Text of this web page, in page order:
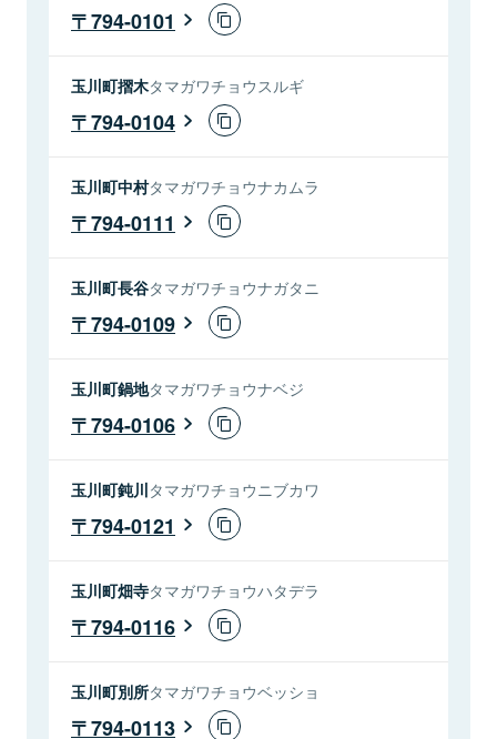
794-0101
玉川町摺木タマガワチョウスルギ
794-0104
玉川町中村タマガワチョウナカムラ
794-0111
玉川町長谷タマガワチョウナガタニ
794-0109
玉川町鍋地タマガワチョウナベジ
794-0106
玉川町鈍川タマガワチョウニブカワ
794-0121
玉川町畑寺タマガワチョウハタデラ
794-0116
玉川町別所タマガワチョウベッショ
794-0113